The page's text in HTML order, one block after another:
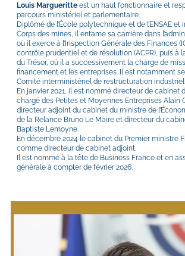
Louis Margueritte est un haut fonctionnaire et
parcours ministériel et parlementaire.
Diplômé de l’École polytechnique et de l’ENSAE
Corps des mines, il entame sa carrière dans
où il exerce à l’Inspection Générale des Finances
contrôle prudentiel et de résolution (ACPR), puis à
du Trésor, où il a successivement la charge de
financement et les entreprises. Il est notamment
Comité interministériel de restructuration
En janvier 2021, il est nommé directeur de cabinet
chargé des Petites et Moyennes Entreprises Alain
directeur adjoint du cabinet du ministre de
de la Relance Bruno Le Maire et directeur du
Baptiste Lemoyne.
En décembre 2024 le cabinet du Premier ministre
comme directeur de cabinet adjoint,
Il est nommé à la tête de Business France et en
générale à compter de février 2026.